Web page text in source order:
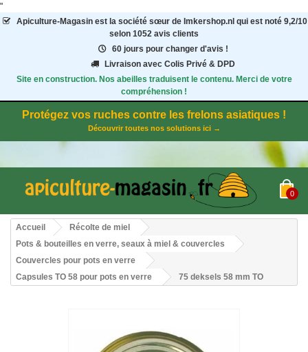
"
Apiculture-Magasinest la société sœur de Imkershop.nl qui est noté 9,2/10
selon 1052 avis clients
60 jours pour changer d'avis !
Livraison avec Colis Privé & DPD
Site en construction. Nos abeilles traduisent le contenu. Merci de votre
compréhension !
Protégez vos ruches contre les frelons asiatiques !
Découvrir toutes nos solutions ici →
0
Accueil
Récolte de miel
Pots & bouteilles en verre, seaux à miel & couvercles
Couvercles pour pots en verre
Capsules TO 58 pour pots en verre
75 deksels 58 mm TO